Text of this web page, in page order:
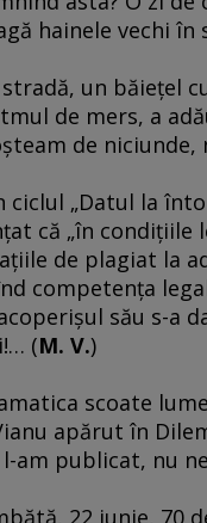
hainele vechi în
stradă, un băieţel
de mers, a
de niciunde,
ciclul „Datul la
că „în condiţiile
de plagiat la
competenţa
său s-a
(M. V.)
scoate
apărut în
l-am publicat, nu
22 iunie, 70